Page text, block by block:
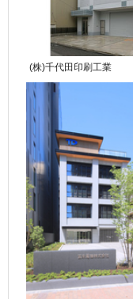
(株)千代田印刷工業